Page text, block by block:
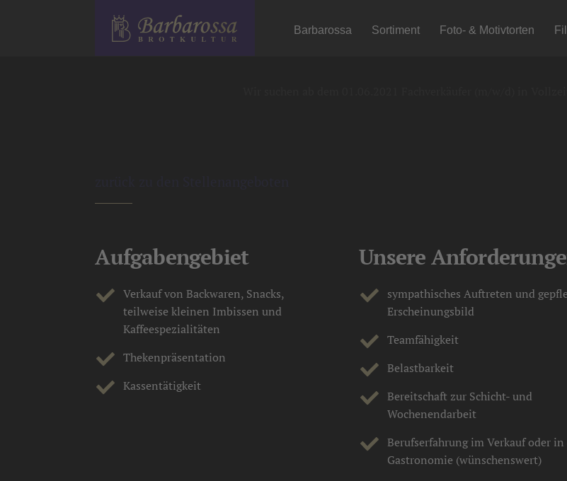
Barbarossa Sortiment Foto- & Motivtorten
VERKAUFSPERSONAL IN
Aufgabengebiet
Verkauf von Backwaren, Snacks,
teilweise kleinen Imbissen und
Kaffeespezialitäten
Thekenpräsentation
Kassentätigkeit
Unsere
sympathisches Auftreten und
Erscheinungsbild
Teamfähigkeit
Belastbarkeit
Bereitschaft zur Schicht- und
Wochenendarbeit
Berufserfahrung im Verkauf oder in
Gastronomie (wünschenswert)